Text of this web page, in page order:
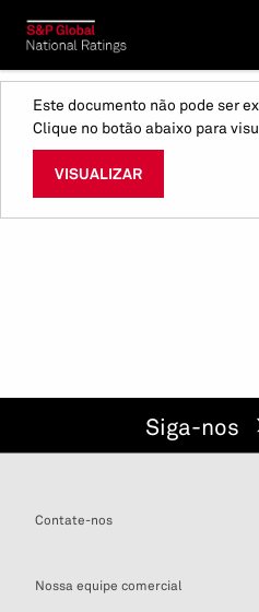
Este documento não pode ser
Clique no botão abaixo para
VISUALIZAR
Siga-nos
Contate-nos
Nossa equipe comercial